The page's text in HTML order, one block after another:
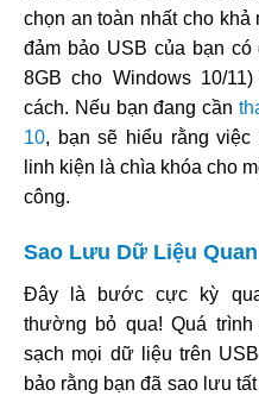
chọn an toàn nhất cho
đảm bảo USB của bạn
8GB cho Windows 10/
cách. Nếu bạn đang cần
10, bạn sẽ hiểu rằng
linh kiện là chìa khóa cho
công.
Sao Lưu Dữ Liệu
Đây là bước cực kỳ
thường bỏ qua! Quá
sạch mọi dữ liệu trên
bảo rằng bạn đã sao lưu